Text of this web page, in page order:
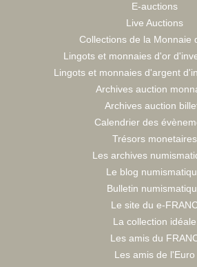
E-auctions
Live Auctions
Collections de la Monnaie
Lingots et monnaies d'or
Lingots et monnaies d'argent
Archives auction
Archives auction
Calendrier des
Trésors monetaires
Les archives
Le blog
Bulletin
Le site du e-
La collection idéale
Les amis du
Les amis de l'Euro